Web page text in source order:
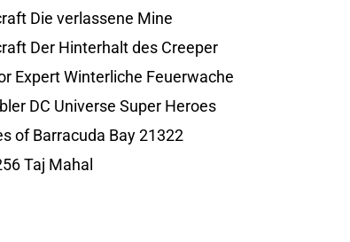
Die verlassene Mine
Der Hinterhalt des Creeper
Expert Winterliche Feuerwache
DC Universe Super Heroes
of Barracuda Bay 21322
Taj Mahal